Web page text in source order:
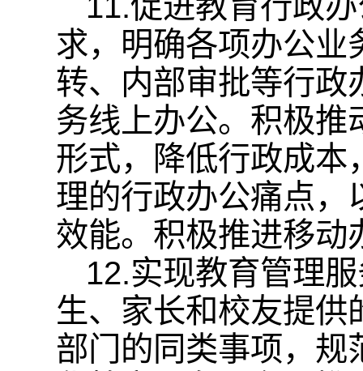
求，明确各项办公业
转、内部审批等行政
务线上办公。积极推
形式，降低行政成本
理的行政办公痛点，
效能。积极推进移动
12.实现教育管理
生、家长和校友提供
部门的同类事项，规